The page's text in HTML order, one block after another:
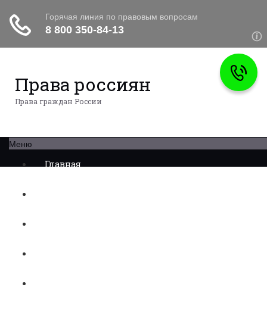
Права россиян
Права граждан России
Меню
Главная